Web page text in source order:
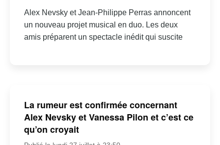
Alex Nevsky et Jean-Philippe Perras annoncent
un nouveau projet musical en duo. Les deux
amis préparent un spectacle inédit qui suscite
La rumeur est confirmée concernant
Alex Nevsky et Vanessa Pilon et c’est ce
qu’on croyait